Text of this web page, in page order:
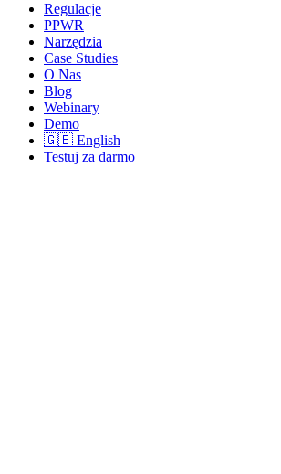
Regulacje
PPWR
Narzędzia
Case Studies
O Nas
Blog
Webinary
Demo
🇬🇧 English
Testuj za darmo